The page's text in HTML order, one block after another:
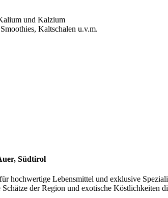
und Kalzium
Kaltschalen u.v.m.
Südtirol
hochwertige Lebensmittel und exklusive
der Region und exotische Köstlichkeiten